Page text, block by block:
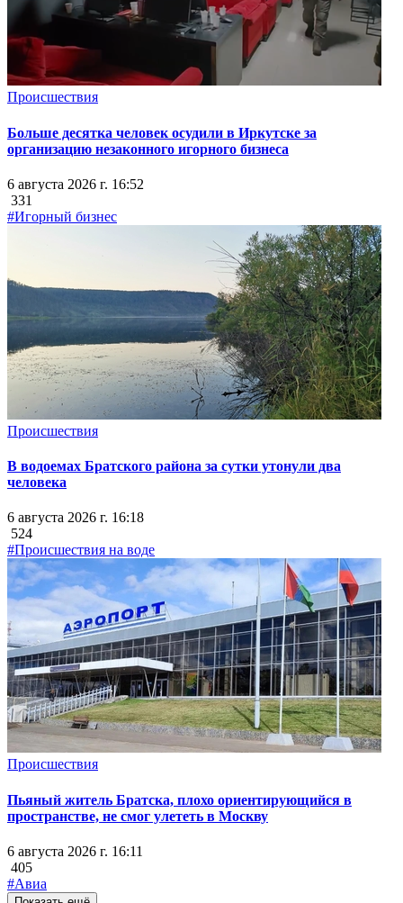
Происшествия
Больше десятка человек осудили в Иркутске за
организацию незаконного игорного бизнеса
6 августа 2026 г. 16:52
331
#Игорный бизнес
Происшествия
В водоемах Братского района за сутки утонули два
человека
6 августа 2026 г. 16:18
524
#Происшествия на воде
Происшествия
Пьяный житель Братска, плохо ориентирующийся в
пространстве, не смог улететь в Москву
6 августа 2026 г. 16:11
405
#Авиа